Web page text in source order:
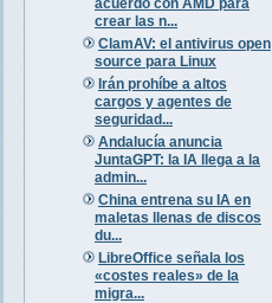
crear las n...
ClamAV: el antivirus open
source para Linux
Irán prohíbe a altos
cargos y agentes de
seguridad...
Andalucía anuncia
JuntaGPT: la IA llega a la
admin...
China entrena su IA en
maletas llenas de discos
du...
LibreOffice señala los
«costes reales» de la
migra...